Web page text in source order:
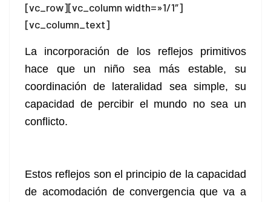
[vc_row][vc_column width=»1/1″]
[vc_column_text]
La incorporación de los reflejos primitivos
hace que un niño sea más estable, su
coordinación de lateralidad sea simple, su
capacidad de percibir el mundo no sea un
conflicto.
Estos reflejos son el principio de la capacidad
de acomodación de convergencia que va a